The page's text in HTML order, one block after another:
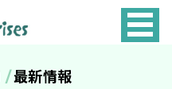
最新情報